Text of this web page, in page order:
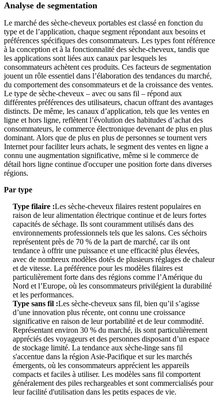
Analyse de segmentation
Le marché des sèche-cheveux portables est classé en fonction du
type et de l’application, chaque segment répondant aux besoins et
préférences spécifiques des consommateurs. Les types font référence
à la conception et à la fonctionnalité des sèche-cheveux, tandis que
les applications sont liées aux canaux par lesquels les
consommateurs achètent ces produits. Ces facteurs de segmentation
jouent un rôle essentiel dans l’élaboration des tendances du marché,
du comportement des consommateurs et de la croissance des ventes.
Le type de sèche-cheveux – avec ou sans fil – répond aux
différentes préférences des utilisateurs, chacun offrant des avantages
distincts. De même, les canaux d’application, tels que les ventes en
ligne et hors ligne, reflètent l’évolution des habitudes d’achat des
consommateurs, le commerce électronique devenant de plus en plus
dominant. Alors que de plus en plus de personnes se tournent vers
Internet pour faciliter leurs achats, le segment des ventes en ligne a
connu une augmentation significative, même si le commerce de
détail hors ligne continue d'occuper une position forte dans diverses
régions.
Par type
Type filaire :Les sèche-cheveux filaires restent populaires en
raison de leur alimentation électrique continue et de leurs fortes
capacités de séchage. Ils sont couramment utilisés dans des
environnements professionnels tels que les salons. Ces séchoirs
représentent près de 70 % de la part de marché, car ils ont
tendance à offrir une puissance et une efficacité plus élevées,
avec de nombreux modèles dotés de plusieurs réglages de chaleur
et de vitesse. La préférence pour les modèles filaires est
particulièrement forte dans des régions comme l’Amérique du
Nord et l’Europe, où les consommateurs privilégient la durabilité
et les performances.
Type sans fil :Les sèche-cheveux sans fil, bien qu’il s’agisse
d’une innovation plus récente, ont connu une croissance
significative en raison de leur portabilité et de leur commodité.
Représentant environ 30 % du marché, ils sont particulièrement
appréciés des voyageurs et des personnes disposant d’un espace
de stockage limité. La tendance aux sèche-linge sans fil
s'accentue dans la région Asie-Pacifique et sur les marchés
émergents, où les consommateurs apprécient les appareils
compacts et faciles à utiliser. Les modèles sans fil comportent
généralement des piles rechargeables et sont commercialisés pour
leur facilité d'utilisation dans les petits espaces de vie.